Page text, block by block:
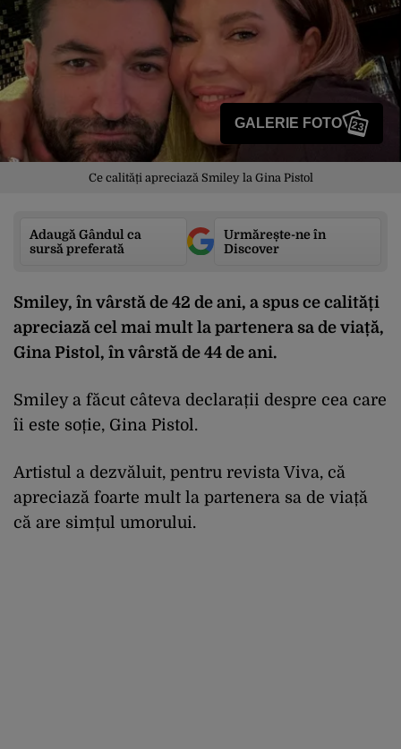
GALERIE FOTO 23
Ce calități apreciază Smiley la Gina Pistol
Adaugă Gândul ca
sursă preferată
Urmărește-ne în
Discover
Smiley, în vârstă de 42 de ani, a spus ce calități
apreciază cel mai mult la partenera sa de viață,
Gina Pistol, în vârstă de 44 de ani.
Smiley a făcut câteva declarații despre cea care
îi este soție, Gina Pistol.
Artistul a dezvăluit, pentru revista Viva, că
apreciază foarte mult la partenera sa de viață
că are simțul umorului.